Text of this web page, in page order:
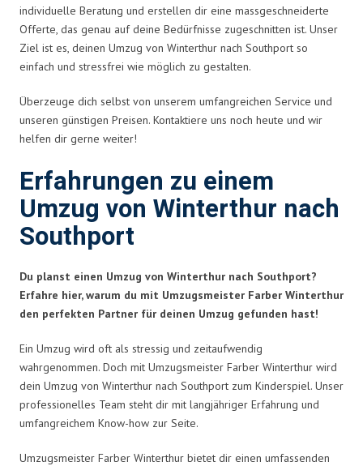
individuelle Beratung und erstellen dir eine massgeschneiderte
Offerte, das genau auf deine Bedürfnisse zugeschnitten ist. Unser
Ziel ist es, deinen Umzug von Winterthur nach Southport so
einfach und stressfrei wie möglich zu gestalten.
Überzeuge dich selbst von unserem umfangreichen Service und
unseren günstigen Preisen. Kontaktiere uns noch heute und wir
helfen dir gerne weiter!
Erfahrungen zu einem
Umzug von Winterthur nach
Southport
Du planst einen Umzug von Winterthur nach Southport?
Erfahre hier, warum du mit Umzugsmeister Farber Winterthur
den perfekten Partner für deinen Umzug gefunden hast!
Ein Umzug wird oft als stressig und zeitaufwendig
wahrgenommen. Doch mit Umzugsmeister Farber Winterthur wird
dein Umzug von Winterthur nach Southport zum Kinderspiel. Unser
professionelles Team steht dir mit langjähriger Erfahrung und
umfangreichem Know-how zur Seite.
Umzugsmeister Farber Winterthur bietet dir einen umfassenden